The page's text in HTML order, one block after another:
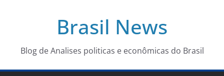
conteúdo
Brasil News
Blog de Analises politicas e econômicas do Brasil